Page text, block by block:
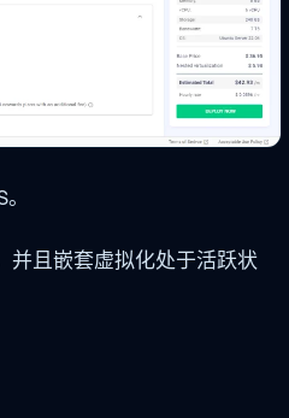
并且嵌套虚拟化处于活跃状